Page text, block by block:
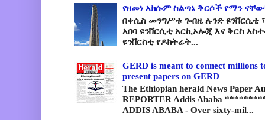
የዘመነ አክሱም ስልጣኔ ቅርሶች የማን
በቀሲስ መንግሥቱ ጐበዜ ሉንድ ዩንቨርሲቲ
አበባ ዩንቨርሲቲ አርኪኦሎጂ እና ቅርስ
ዩንቨርስቲ የዶክትሬት...
GERD is meant to connect millions
present papers on GERD
The Ethiopian herald News Paper
REPORTER Addis Ababa
ADDIS ABABA - Over sixty-mil...